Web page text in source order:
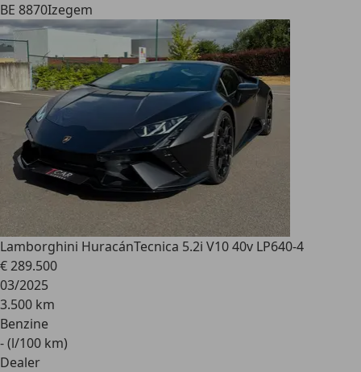
BE 8870Izegem
Lamborghini HuracánTecnica 5.2i V10 40v LP640-4
€ 289.500
03/2025
3.500 km
Benzine
- (l/100 km)
Dealer